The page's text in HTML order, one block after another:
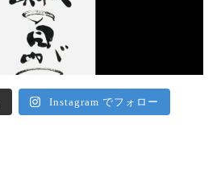
Instagram でフォロー